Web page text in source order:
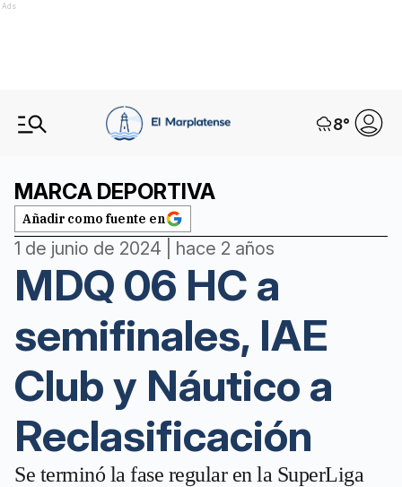
Ads
8°
MARCA DEPORTIVA
Añadir como fuente en
1 de junio de 2024 | hace 2 años
MDQ 06 HC a
semifinales, IAE
Club y Náutico a
Reclasificación
Se terminó la fase regular en la SuperLiga